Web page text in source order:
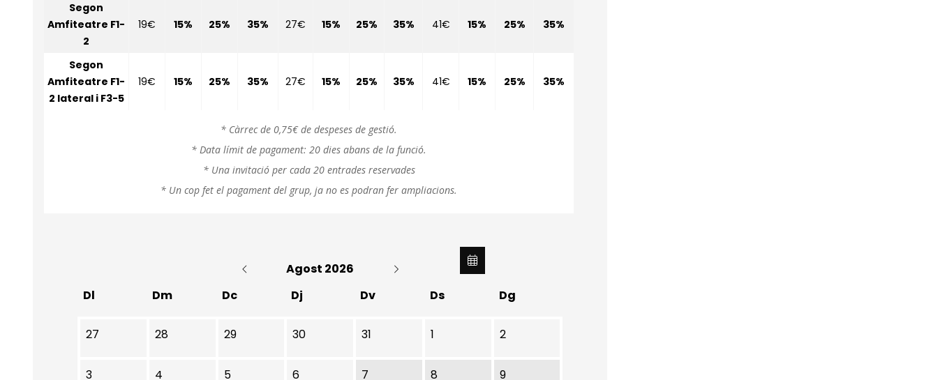
Segon
Amfiteatre F1-
2
19€ 15% 25% 35% 27€ 15% 25% 35% 41€ 15% 25% 35%
Segon
Amfiteatre F1-
2 lateral i F3-5
19€ 15% 25% 35% 27€ 15% 25% 35% 41€ 15% 25% 35%
* Càrrec de 0,75€ de despeses de gestió.
* Data límit de pagament: 20 dies abans de la funció.
* Una invitació per cada 20 entrades reservades
* Un cop fet el pagament del grup, ja no es podran fer ampliacions.
Agost 2026
Dl
Dm Dc Dj Dv Ds Dg
No hi ha cap activitat aquest mes
27 28 29 30 31 1 2
3 4 5 6 7 8 9